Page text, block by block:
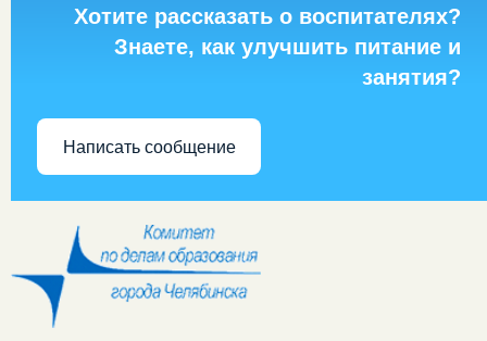
Хотите рассказать о воспитателях?
Знаете, как улучшить питание и
занятия?
Написать сообщение